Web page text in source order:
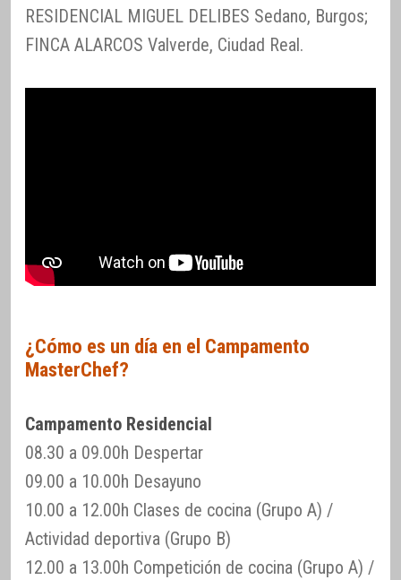
RESIDENCIAL MIGUEL DELIBES Sedano, Burgos;
FINCA ALARCOS Valverde, Ciudad Real.
¿Cómo es un día en el Campamento
MasterChef?
Campamento Residencial
08.30 a 09.00h Despertar
09.00 a 10.00h Desayuno
10.00 a 12.00h Clases de cocina (Grupo A) /
Actividad deportiva (Grupo B)
12.00 a 13.00h Competición de cocina (Grupo A) /